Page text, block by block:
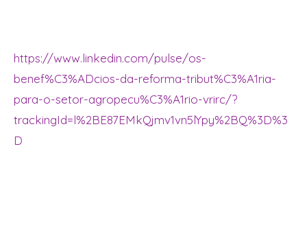
https://www.linkedin.com/pulse/os-
benef%C3%ADcios-da-reforma-tribut%C3%A1ria-
para-o-setor-agropecu%C3%A1rio-vrirc/?
trackingId=l%2BE87EMkQjmv1vn5lYpy%2BQ%3D%3
D